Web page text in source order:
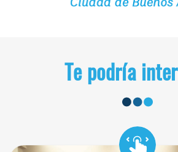
Te podría